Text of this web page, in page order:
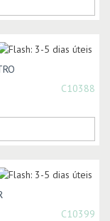
C10388
C10399